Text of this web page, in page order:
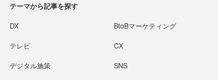
テーマから記事を探す
DX BtoBマーケティング
テレビ CX
デジタル施策 SNS